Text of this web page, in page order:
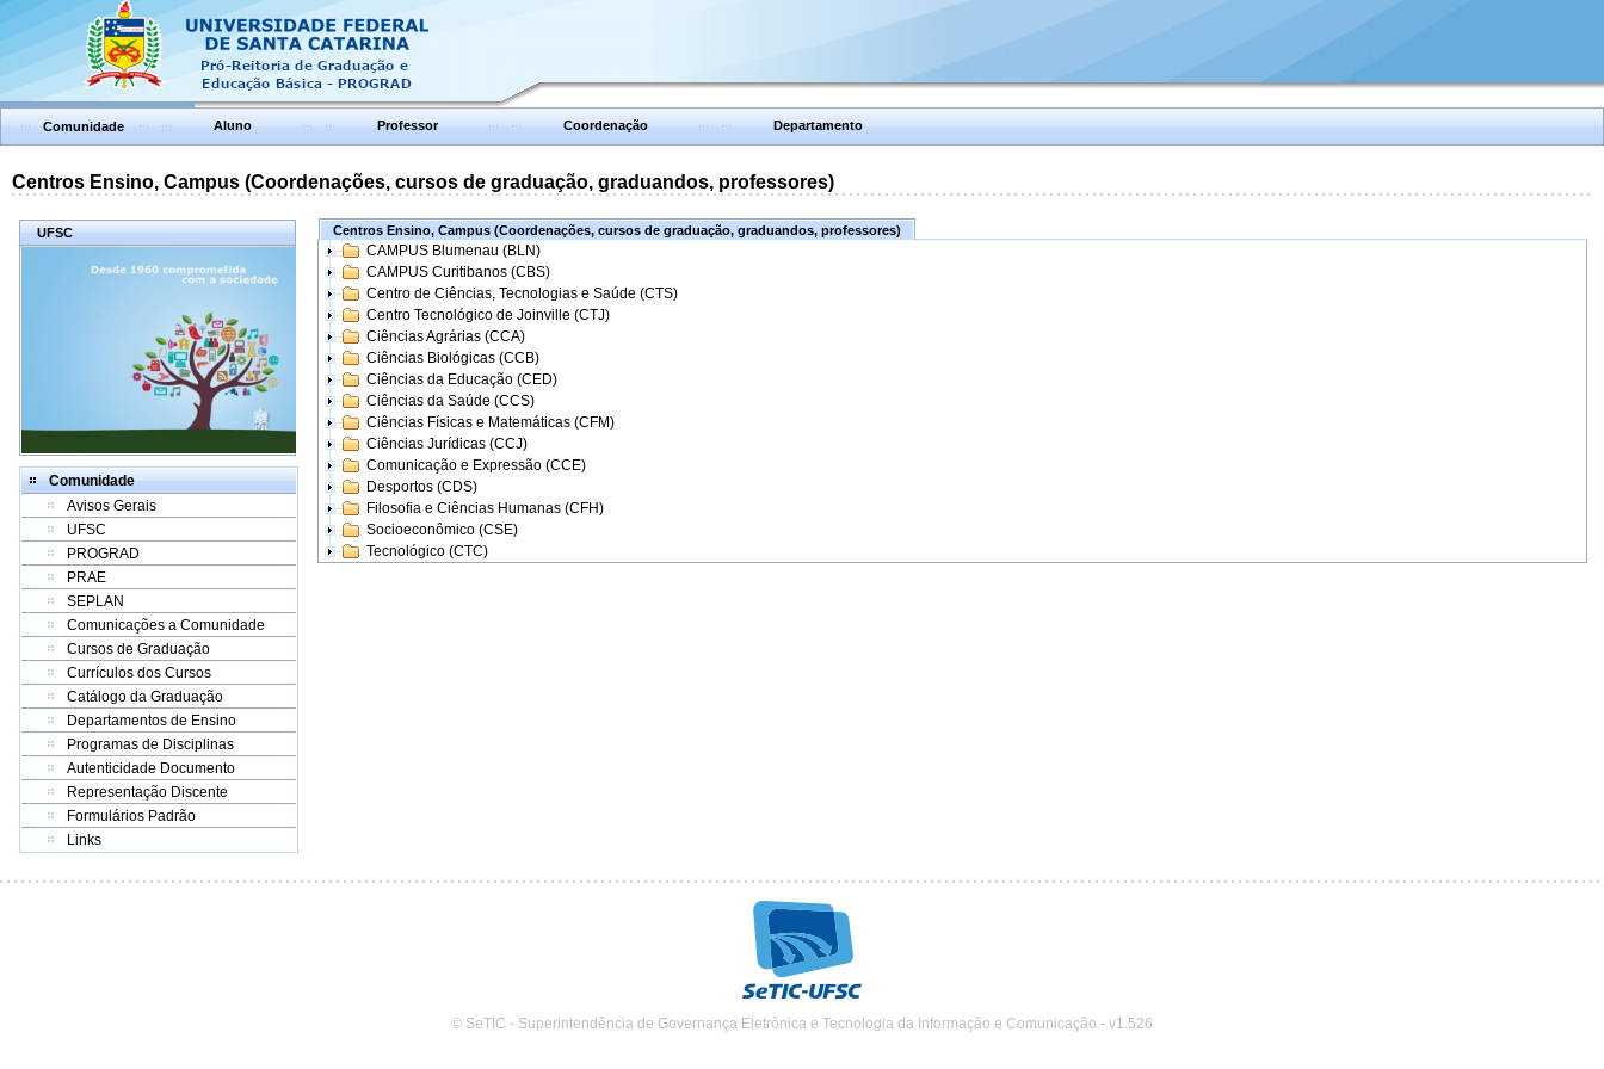
Comunidade Aluno Professor Coordenação Departamento
Centros Ensino, Campus (Coordenações, cursos de graduação, graduandos, professores)
UFSC
Comunidade
Avisos Gerais
UFSC
PROGRAD
PRAE
SEPLAN
Comunicações a Comunidade
Cursos de Graduação
Currículos dos Cursos
Catálogo da Graduação
Departamentos de Ensino
Programas de Disciplinas
Autenticidade Documento
Representação Discente
Formulários Padrão
Links
Centros Ensino, Campus (Coordenações, cursos de graduação, graduandos, professores)
CAMPUS Blumenau (BLN)
CAMPUS Curitibanos (CBS)
Centro de Ciências, Tecnologias e Saúde (CTS)
Centro Tecnológico de Joinville (CTJ)
Ciências Agrárias (CCA)
Ciências Biológicas (CCB)
Ciências da Educação (CED)
Ciências da Saúde (CCS)
Ciências Físicas e Matemáticas (CFM)
Ciências Jurídicas (CCJ)
Comunicação e Expressão (CCE)
Desportos (CDS)
Filosofia e Ciências Humanas (CFH)
Socioeconômico (CSE)
Tecnológico (CTC)
© SeTIC - Superintendência de Governança Eletrônica e Tecnologia da Informação e Comunicação - v1.526